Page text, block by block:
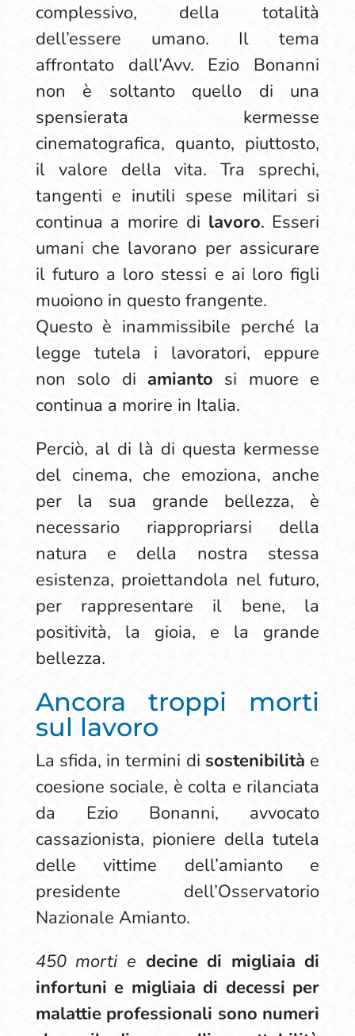
complessivo, della totalità
dell’essere umano. Il tema
affrontato dall’Avv. Ezio Bonanni
non è soltanto quello di una
spensierata kermesse
cinematografica, quanto, piuttosto,
il valore della vita. Tra sprechi,
tangenti e inutili spese militari si
continua a morire di lavoro. Esseri
umani che lavorano per assicurare
il futuro a loro stessi e ai loro figli
muoiono in questo frangente.
Questo è inammissibile perché la
legge tutela i lavoratori, eppure
non solo di amianto si muore e
continua a morire in Italia.
Perciò, al di là di questa kermesse
del cinema, che emoziona, anche
per la sua grande bellezza, è
necessario riappropriarsi della
natura e della nostra stessa
esistenza, proiettandola nel futuro,
per rappresentare il bene, la
positività, la gioia, e la grande
bellezza.
Ancora troppi morti
sul lavoro
La sfida, in termini di sostenibilità e
coesione sociale, è colta e rilanciata
da Ezio Bonanni, avvocato
cassazionista, pioniere della tutela
delle vittime dell’amianto e
presidente dell’Osservatorio
Nazionale Amianto.
450 morti e decine di migliaia di
infortuni e migliaia di decessi per
malattie professionali sono numeri